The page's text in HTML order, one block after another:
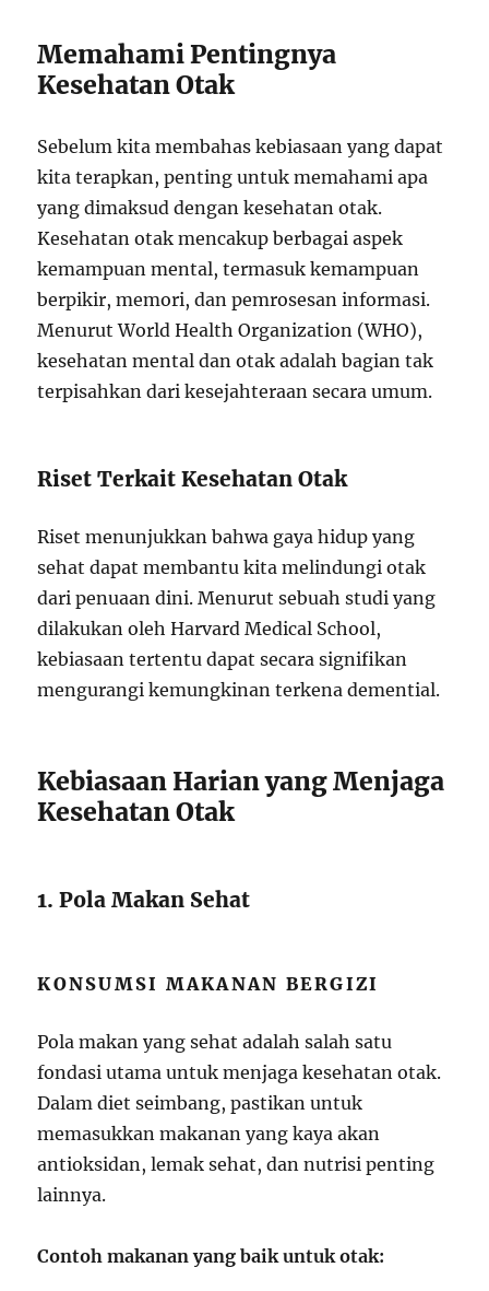
Memahami Pentingnya
Kesehatan Otak
Sebelum kita membahas kebiasaan yang dapat
kita terapkan, penting untuk memahami apa
yang dimaksud dengan kesehatan otak.
Kesehatan otak mencakup berbagai aspek
kemampuan mental, termasuk kemampuan
berpikir, memori, dan pemrosesan informasi.
Menurut World Health Organization (WHO),
kesehatan mental dan otak adalah bagian tak
terpisahkan dari kesejahteraan secara umum.
Riset Terkait Kesehatan Otak
Riset menunjukkan bahwa gaya hidup yang
sehat dapat membantu kita melindungi otak
dari penuaan dini. Menurut sebuah studi yang
dilakukan oleh Harvard Medical School,
kebiasaan tertentu dapat secara signifikan
mengurangi kemungkinan terkena demential.
Kebiasaan Harian yang Menjaga
Kesehatan Otak
1. Pola Makan Sehat
KONSUMSI MAKANAN BERGIZI
Pola makan yang sehat adalah salah satu
fondasi utama untuk menjaga kesehatan otak.
Dalam diet seimbang, pastikan untuk
memasukkan makanan yang kaya akan
antioksidan, lemak sehat, dan nutrisi penting
lainnya.
Contoh makanan yang baik untuk otak: